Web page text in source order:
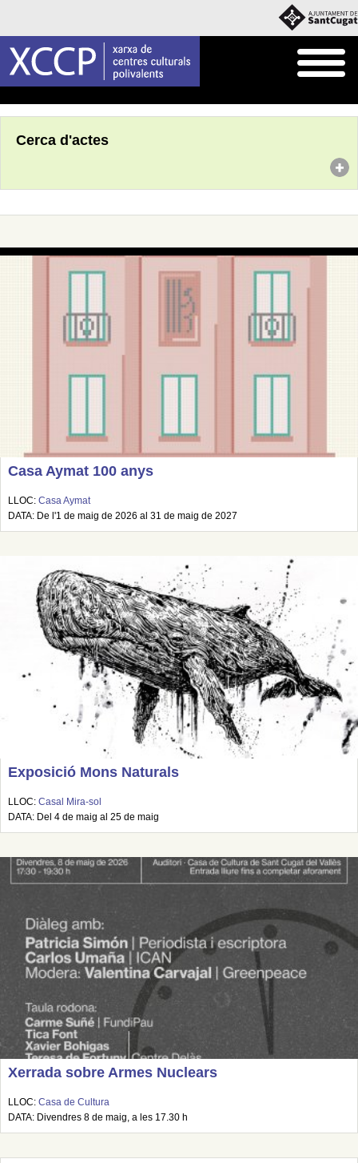
Cerca d'actes
Casa Aymat 100 anys
LLOC: Casa Aymat
DATA: De l'1 de maig de 2026 al 31 de maig de 2027
Exposició Mons Naturals
LLOC: Casal Mira-sol
DATA: Del 4 de maig al 25 de maig
Xerrada sobre Armes Nuclears
LLOC: Casa de Cultura
DATA: Divendres 8 de maig, a les 17.30 h